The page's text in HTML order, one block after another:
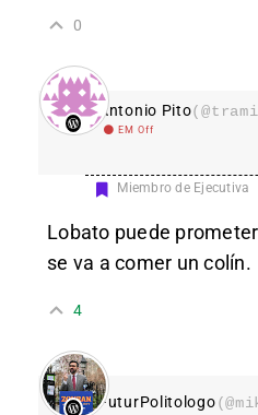
0
Antonio Pito
EM Off
Miembro de Ejecutiva
Lobato puede
se va a comer un colín.
4
FuturPolitologo